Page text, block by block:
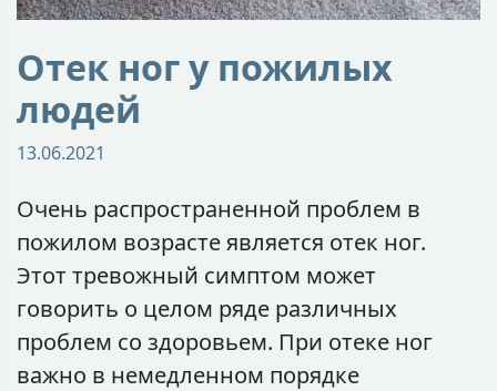
Отек ног у пожилых
людей
13.06.2021
Очень распространенной проблем в
пожилом возрасте является отек ног.
Этот тревожный симптом может
говорить о целом ряде различных
проблем со здоровьем. При отеке ног
важно в немедленном порядке